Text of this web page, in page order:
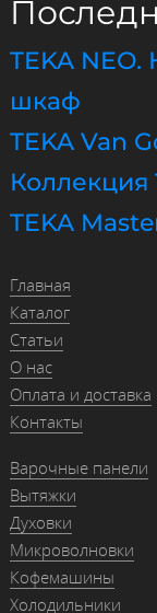
TEKA
шкаф
TEKA Van
Коллекция
TEKA
Главная
Каталог
Статьи
О нас
Оплата и доставка
Контакты
Варочные панели
Вытяжки
Духовки
Микроволновки
Кофемашины
Холодильники